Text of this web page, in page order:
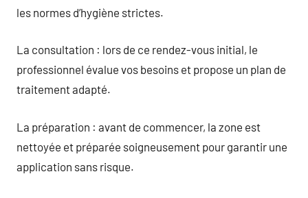
les normes d’hygiène strictes.
La consultation : lors de ce rendez-vous initial, le
professionnel évalue vos besoins et propose un plan de
traitement adapté.
La préparation : avant de commencer, la zone est
nettoyée et préparée soigneusement pour garantir une
application sans risque.